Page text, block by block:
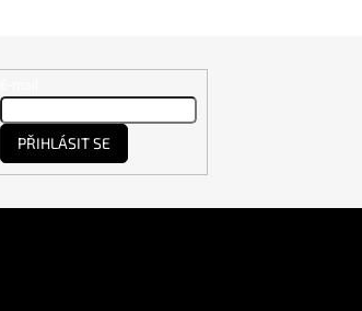
PŘIHLÁSIT SE